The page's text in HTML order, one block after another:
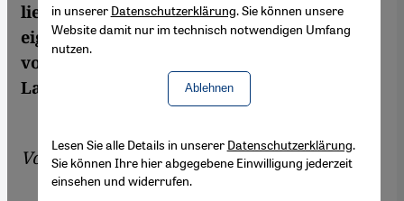
liefert auch China Vorwände, um gegen die
eigene muslimische Bevölkerung
vorzugehen. Rebiya Kadir machte auf die
Lage der Uiguren aufmerksam.
VonTobias Grote-Beverborg
in unserer Datenschutzerklärung. Sie können unsere
Website damit nur im technisch notwendigen Umfang
nutzen.
Ablehnen
Lesen Sie alle Details in unserer Datenschutzerklärung.
Sie können Ihre hier abgegebene Einwilligung jederzeit
einsehen und widerrufen.